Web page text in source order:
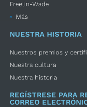
Freelin-Wade
Más
NUESTRA HISTORIA
Nuestros premios y
Nuestra cultura
Nuestra historia
REGÍSTRESE PARA
CORREO